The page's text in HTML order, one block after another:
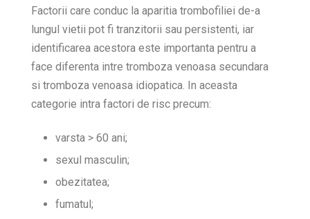
Factorii care conduc la aparitia trombofiliei de-a
lungul vietii pot fi tranzitorii sau persistenti, iar
identificarea acestora este importanta pentru a
face diferenta intre tromboza venoasa secundara
si tromboza venoasa idiopatica. In aceasta
categorie intra factori de risc precum:
varsta > 60 ani;
sexul masculin;
obezitatea;
fumatul;